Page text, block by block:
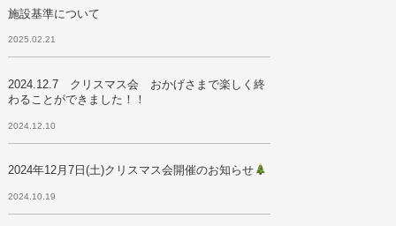
施設基準について
2025.02.21
2024.12.7 クリスマス会 おかげさまで楽しく終
わることができました！！
2024.12.10
2024年12月7日(土)クリスマス会開催のお知らせ
2024.10.19